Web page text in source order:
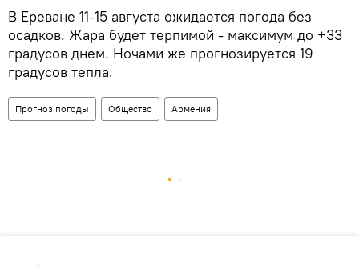
В Ереване 11-15 августа ожидается погода без
осадков. Жара будет терпимой - максимум до +33
градусов днем. Ночами же прогнозируется 19
градусов тепла.
Прогноз погоды Общество Армения